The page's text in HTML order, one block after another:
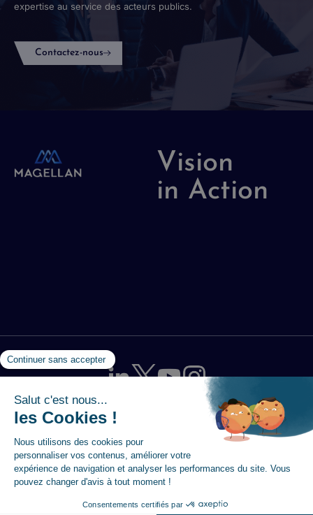
expertise au service des acteurs publics.
Contactez-nous
Vision
in Action
Mentions légales - Politique de protection des données -
Accessibilité :
partiellement conforme
© 2026 Magellan